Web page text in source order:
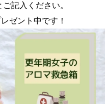
記入ください。
ゼント中です！